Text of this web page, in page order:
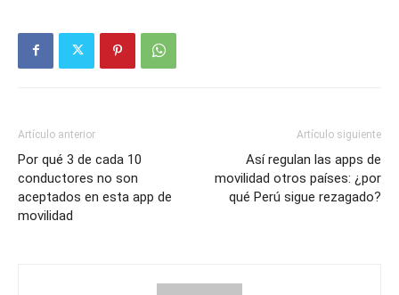
Artículo anterior
Por qué 3 de cada 10
conductores no son
aceptados en esta app de
movilidad
Artículo siguiente
Así regulan las apps de
movilidad otros países: ¿por
qué Perú sigue rezagado?